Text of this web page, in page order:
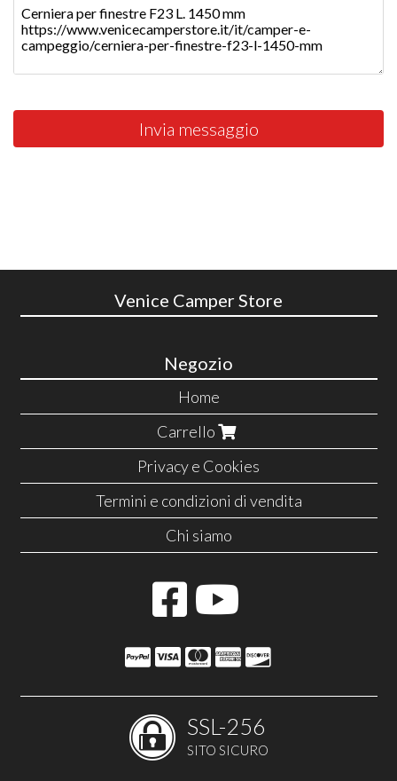
Invia messaggio
Venice Camper Store
Negozio
Home
Carrello
Privacy e Cookies
Termini e condizioni di vendita
Chi siamo
SSL-256
SITO SICURO